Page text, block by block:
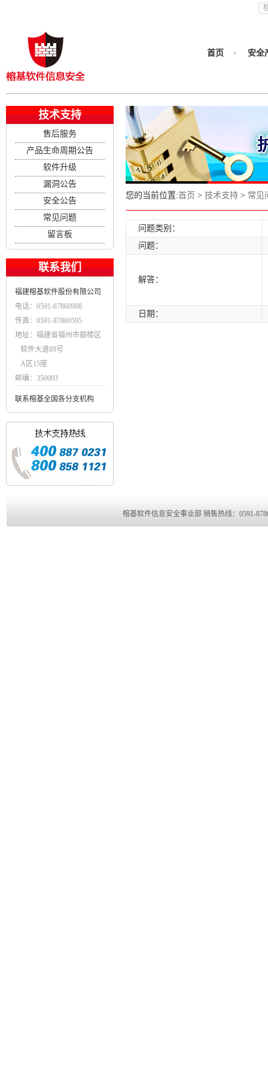
首页 安全
技术支持
售后服务
产品生命周期公告
软件升级
漏洞公告
安全公告
常见问题
留言板
联系我们
福建榕基软件股份有限公司
电话：0591-87860988
传真：0591-87869595
地址：福建省福州市鼓楼区
软件大道89号
A区15座
邮编：350003
联系榕基全国各分支机构
您的当前位置:首页 > 技术支持 > 常见
问题类别：
问题：
解答：
日期：
榕基软件信息安全事业部 销售热线：0591-